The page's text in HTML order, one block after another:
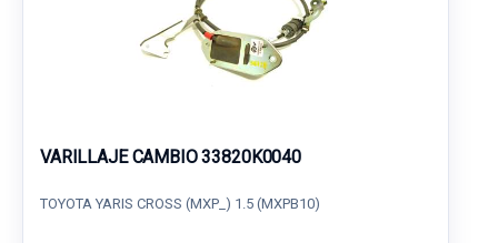
VARILLAJE CAMBIO 33820K0040
TOYOTA YARIS CROSS (MXP_) 1.5 (MXPB10)